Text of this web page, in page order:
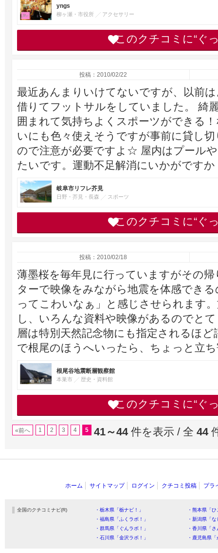
yngs
柳ヶ瀬・市役所 アクセサリー
このクチコミに“ぐ
投稿：2010/02/22
最近あんまりいけてないですが、以前
借りてフットサルをしていました。 綺
囲まれて気持ちよくスポーツができる
いにも色々使えそうですが事前に貸し
ので注意が必要ですよ☆ 屋内はプール
たいです。運動不足解消にいかがですか
岐阜市リフレ芥見
日野・芥見・長森 スポーツ
このクチコミに“ぐ
投稿：2010/02/18
薄墨桜を毎年見に行っていますがその
ターで映像をみながら地震を体感でき
ってこわいなぁ」と感じさせられます
し、いろんな資料や映像があるのでと
層は特別天然記念物にも指定されるほ
で根尾のほうへいったら、ちょっと立
根尾谷地震断層観察館
本巣市 歴史・資料館
このクチコミに“ぐ
«前へ 1 2 3 4 5 41～44件を表示 / 全 44
ホーム サイトマップ ログイン クチコミ投稿 プラ
全国のクチコミナビ(R) ・栃木県「栃ナビ！」
・熊本県「
・福島県「ふくラボ！」
・新潟県「
・群馬県「ぐんラボ！」
・香川県「
・石川県「金沢ラボ！」
・鹿児島県